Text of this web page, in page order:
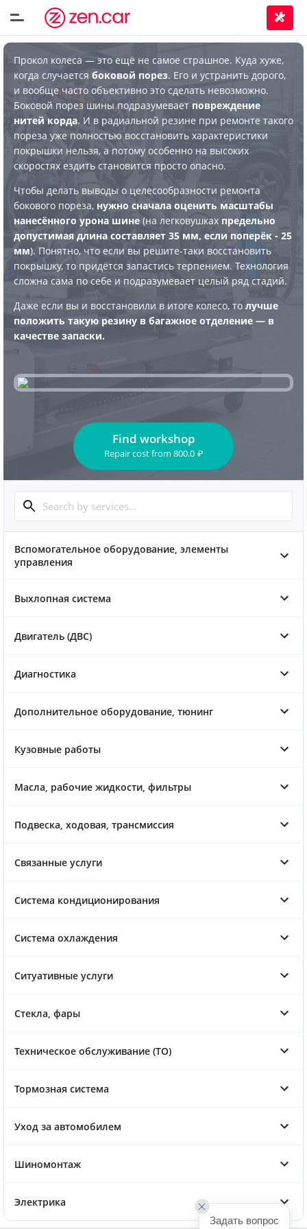
Прокол колеса — это ещё не самое страшное. Куда хуже,
когда случается боковой порез. Его и устранить дорого,
и вообще часто объективно это сделать невозможно.
Боковой порез шины подразумевает повреждение
нитей корда. И в радиальной резине при ремонте такого
пореза уже полностью восстановить характеристики
покрышки нельзя, а потому особенно на высоких
скоростях ездить становится просто опасно.
Чтобы делать выводы о целесообразности ремонта
бокового пореза, нужно сначала оценить масштабы
нанесённого урона шине (на легковушках предельно
допустимая длина составляет 35 мм, если поперёк - 25
мм). Понятно, что если вы решите-таки восстановить
покрышку, то придётся запастись терпением. Технология
сложна сама по себе и подразумевает целый ряд стадий.
Даже если вы и восстановили в итоге колесо, то лучше
положить такую резину в багажное отделение — в
качестве запаски.
Find workshop
Repair costfrom 800.0 ₽
Вспомогательное оборудование, элементы
управления
Выхлопная система
Двигатель (ДВС)
Диагностика
Дополнительное оборудование, тюнинг
Кузовные работы
Масла, рабочие жидкости, фильтры
Подвеска, ходовая, трансмиссия
Связанные услуги
Система кондиционирования
Система охлаждения
Ситуативные услуги
Стекла, фары
Техническое обслуживание (ТО)
Тормозная система
Уход за автомобилем
Шиномонтаж
Электрика
Задать вопрос